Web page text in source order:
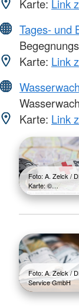
Karte: Link
Tages- und
Karte: Link
Karte: Link
Foto: A. Zelck /
Karte: ©…
Foto: A. Zelck /
Service GmbH